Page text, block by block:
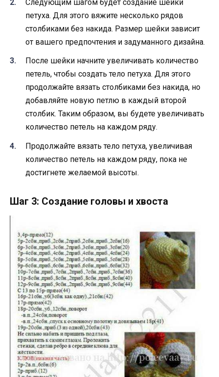
Следующим шагом будет создание шейки
петуха. Для этого вяжите несколько рядов
столбиками без накида. Размер шейки зависит
от вашего предпочтения и задуманного дизайна.
После шейки начните увеличивать количество
петель, чтобы создать тело петуха. Для этого
продолжайте вязать столбиками без накида, но
добавляйте новую петлю в каждый второй
столбик. Таким образом, вы будете увеличивать
количество петель на каждом ряду.
Продолжайте вязать тело петуха, увеличивая
количество петель на каждом ряду, пока не
достигнете желаемой высоты.
Шаг 3: Создание головы и хвоста